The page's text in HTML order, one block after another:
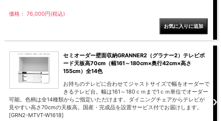
価格： 76,000円(税込)
セミオーダー壁面収納GRANNER2（グラナー2）テレビボ
ード天板高70cm（幅161～180cm×奥行42cm×高さ
155cm）全14色
お持ちのテレビに合わせてジャストサイズで幅をオーダーで
きるテレビ台。幅は161～180ｃｍまで1ｃｍ単位でオーダー
可能。色柄は全14種類からご指定いただけます。ダイニングチェアからテレビが
見やすい高さ70cmの天板高。国産・完成品を設置サービス付でお届けします。
[GRN2-MTVT-W1618]